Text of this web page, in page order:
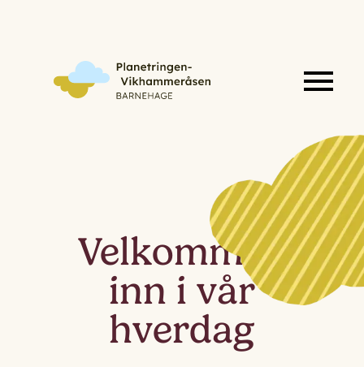
Velkommen
inn i vår
hverdag